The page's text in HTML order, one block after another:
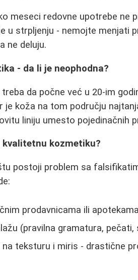
meseci redovne upotrebe ne
u strpljenju - nemojte menjati
ne deluju.
- da li je neophodna?
treba da počne već u 20-im
je koža na tom području
liniju umesto pojedinačnih
kvalitetnu kozmetiku?
postoji problem sa
prodavnicama ili apotekama
(pravilna gramatura, pečati,
teksturu i miris - drastične